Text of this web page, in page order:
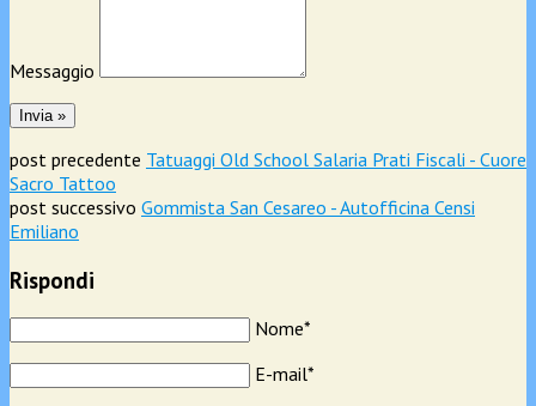
Messaggio
post precedente Tatuaggi Old School Salaria Prati Fiscali - Cuore
Sacro Tattoo
post successivo Gommista San Cesareo - Autofficina Censi
Emiliano
Rispondi
Nome*
E-mail*